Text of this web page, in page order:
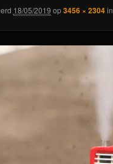
18/05/2019 op3456 × 2304in